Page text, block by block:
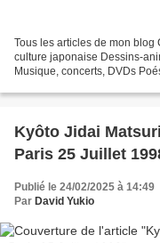
Tous les articles de mon
culture japonaise Dessins-
Musique, concerts, DVDs
Kyôto Jidai
Paris 25 Juillet
Publié le 24/02/2025 à 14:49
Par David Yukio